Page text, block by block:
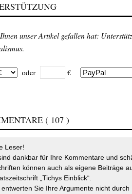
unser Artikel gefallen hat:
oder €
( 107 )
Leser!
dankbar für Ihre Kommentare und
können auch als eigene Beiträge
„Tichys Einblick“.
entwerten Sie Ihre Argumente nicht